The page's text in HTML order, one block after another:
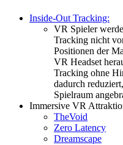
Inside-Out Tracking:
VR Spieler
Tracking nicht
Positionen der
VR Headset
Tracking ohne
dadurch
Spielraum
Immersive VR
TheVoid
Zero Latency
Dreamscape